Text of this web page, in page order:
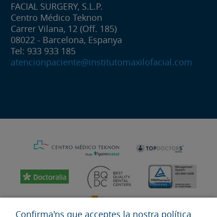
FACIAL SURGERY, S.L.P.
Centro Médico Teknon
Carrer Vilana, 12 (Off. 185)
08022 - Barcelona, Espanya
Tel: 933 933 185
atencionpaciente@institutomaxilofacial.com
Confirma'ns que acceptes la nostra política